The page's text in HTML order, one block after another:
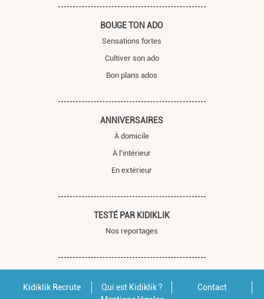
BOUGE TON ADO
Sensations fortes
Cultiver son ado
Bon plans ados
ANNIVERSAIRES
À domicile
À l'intérieur
En extérieur
TESTÉ PAR KIDIKLIK
Nos reportages
Kidiklik Recrute Qui est Kidiklik ?
Contact